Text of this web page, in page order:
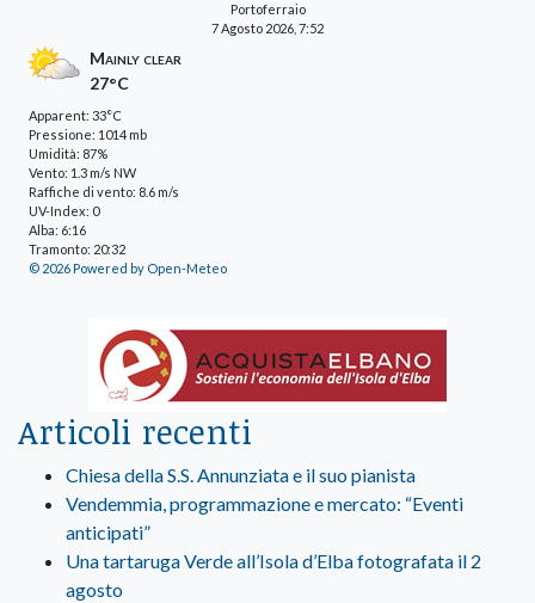
Portoferraio
7 Agosto 2026, 7:52
Mainly clear
27°C
Apparent: 33°C
Pressione: 1014 mb
Umidità: 87%
Vento: 1.3 m/s NW
Raffiche di vento: 8.6 m/s
UV-Index: 0
Alba: 6:16
Tramonto: 20:32
© 2026 Powered by Open-Meteo
Articoli recenti
Chiesa della S.S. Annunziata e il suo pianista
Vendemmia, programmazione e mercato: “Eventi
anticipati”
Una tartaruga Verde all’Isola d’Elba fotografata il 2
agosto